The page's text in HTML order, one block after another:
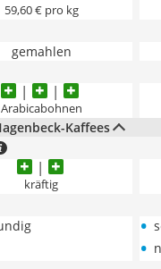
59,60 € pro kg
gemahlen
Arabicabohnen
Kaffees
kräftig
•
•